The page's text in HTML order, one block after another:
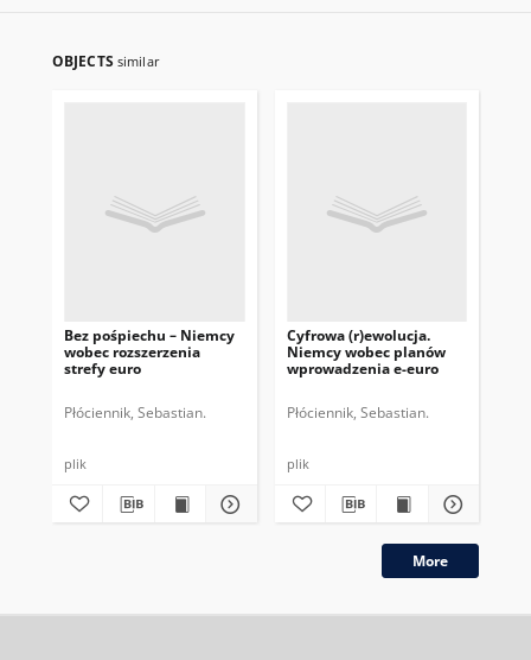
OBJECTS similar
Bez pośpiechu – Niemcy
wobec rozszerzenia
strefy euro
Płóciennik, Sebastian.
plik
Cyfrowa (r)ewolucja.
Niemcy wobec planów
wprowadzenia e-euro
Płóciennik, Sebastian.
plik
More